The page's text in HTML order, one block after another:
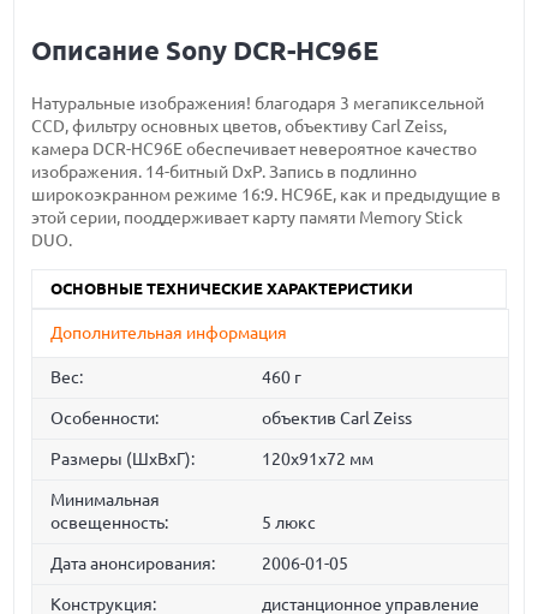
Описание Sony DCR-HC96E
Натуральные изображения! благодаря 3 мегапиксельной
CCD, фильтру основных цветов, объективу Carl Zeiss,
камера DCR-HC96E обеспечивает невероятное качество
изображения. 14-битный DxP. Запись в подлинно
широкоэкранном режиме 16:9. HC96E, как и предыдущие в
этой серии, пооддерживает карту памяти Memory Stick
DUO.
ОСНОВНЫЕ ТЕХНИЧЕСКИЕ ХАРАКТЕРИСТИКИ
Дополнительная информация
Вес: 460 г
Особенности: объектив Carl Zeiss
Размеры (ШхВхГ): 120x91x72 мм
Минимальная
освещенность:
5 люкс
Дата анонсирования: 2006-01-05
Конструкция: дистанционное управление